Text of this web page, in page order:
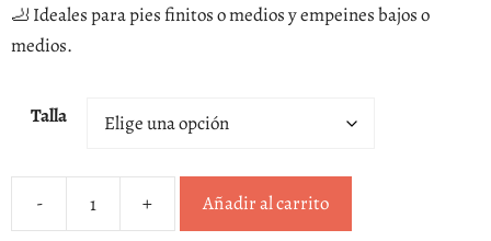
🦶 Ideales para pies finitos o medios y empeines bajos o
medios.
Talla
-
Zapatilla
+ Añadir al carrito